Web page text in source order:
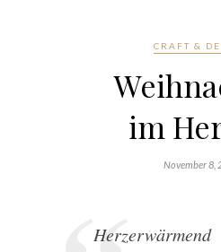
CRAFT &
im
November 8,
Herzerwärmend